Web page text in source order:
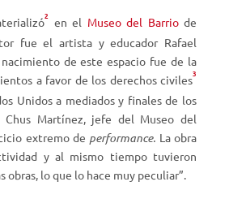
2 en el Museo del Barriode
fue el artista y educador Rafael
de este espacio fue de la
a favor de los derechos civiles3
Unidos a mediados y finales de los
Chus Martínez, jefe del Museo del
extremo de performance. La obra
y al mismo tiempo tuvieron
obras, lo que lo hace muy peculiar”.